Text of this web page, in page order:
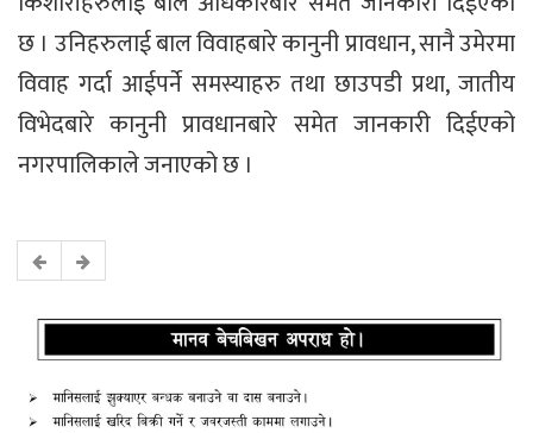
छ । उनिहरुलाई बाल विवाहबारे कानुनी प्रावधान, सानै उमेरमा
विवाह गर्दा आईपर्ने समस्याहरु तथा छाउपडी प्रथा, जातीय
विभेदबारे कानुनी प्रावधानबारे समेत जानकारी दिईएको
नगरपालिकाले जनाएको छ ।